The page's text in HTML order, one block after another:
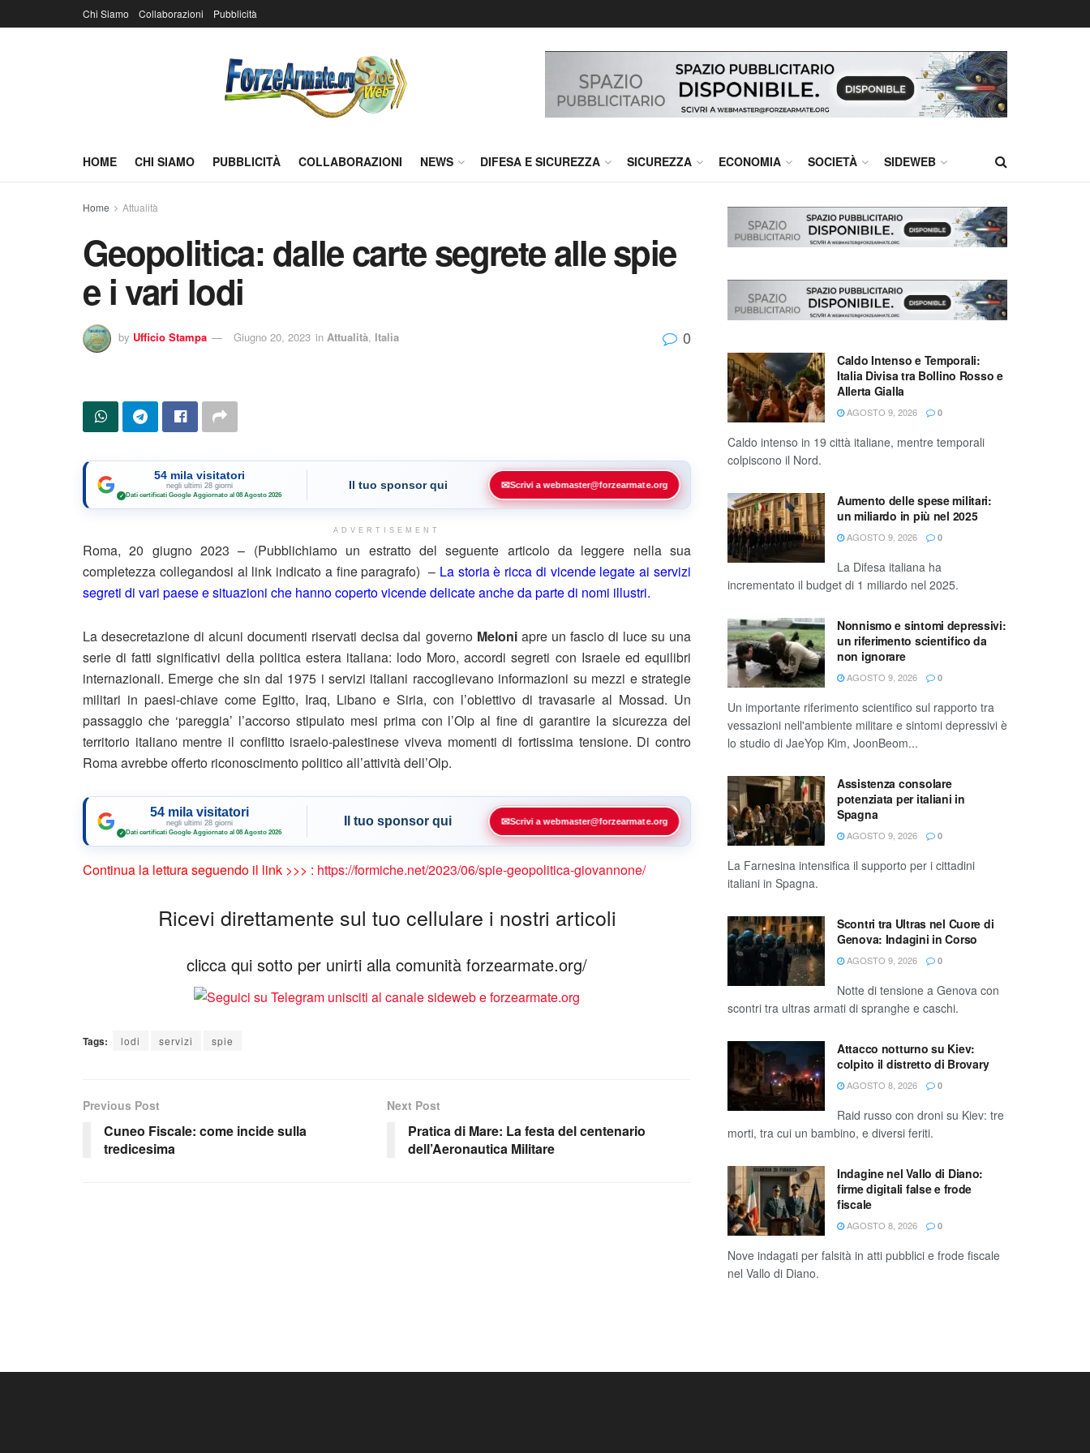
Chi Siamo Collaborazioni Pubblicità
HOME CHI SIAMO PUBBLICITÀ COLLABORAZIONI NEWS DIFESA E SICUREZZA SICUREZZA ECONOMIA SOCIETÀ SIDEWEB
Home Attualità
Geopolitica: dalle carte segrete alle spie
e i vari lodi
by Ufficio Stampa Giugno 20, 2023 in Attualità, Italia 0
54 mila visitatori
negli ultimi 28 giorni
✓ Dati certificati Google·Aggiornato al 08 Agosto 2026
Il tuo sponsor qui ✉Scrivi a webmaster@forzearmate.org
ADVERTISEMENT
Roma, 20 giugno 2023 – (Pubblichiamo un estratto del seguente articolo da leggere nella sua
completezza collegandosi al link indicato a fine paragrafo) – La storia è ricca di vicende legate ai servizi
segreti di vari paese e situazioni che hanno coperto vicende delicate anche da parte di nomi illustri.
La desecretazione di alcuni documenti riservati decisa dal governo Meloniapre un fascio di luce su una
serie di fatti significativi della politica estera italiana: lodo Moro, accordi segreti con Israele ed equilibri
internazionali. Emerge che sin dal 1975 i servizi italiani raccoglievano informazioni su mezzi e strategie
militari in paesi-chiave come Egitto, Iraq, Libano e Siria, con l’obiettivo di travasarle al Mossad. Un
passaggio che ‘pareggia’ l’accorso stipulato mesi prima con l’Olp al fine di garantire la sicurezza del
territorio italiano mentre il conflitto israelo-palestinese viveva momenti di fortissima tensione. Di contro
Roma avrebbe offerto riconoscimento politico all’attività dell’Olp.
54 mila visitatori
negli ultimi 28 giorni
✓ Dati certificati Google·Aggiornato al 08 Agosto 2026
Il tuo sponsor qui ✉Scrivi a webmaster@forzearmate.org
Continua la lettura seguendo il link >>> : https://formiche.net/2023/06/spie-geopolitica-giovannone/
Ricevi direttamente sul tuo cellulare i nostri articoli
clicca qui sotto per unirti alla comunità forzearmate.org/
Tags: lodi servizi spie
Previous Post
Cuneo Fiscale: come incide sulla
tredicesima
Next Post
Pratica di Mare: La festa del centenario
dell’Aeronautica Militare
Caldo Intenso e Temporali:
Italia Divisa tra Bollino Rosso e
Allerta Gialla
AGOSTO 9, 2026 0
Caldo intenso in 19 città italiane, mentre temporali
colpiscono il Nord.
Aumento delle spese militari:
un miliardo in più nel 2025
AGOSTO 9, 2026 0
La Difesa italiana ha
incrementato il budget di 1 miliardo nel 2025.
Nonnismo e sintomi depressivi:
un riferimento scientifico da
non ignorare
AGOSTO 9, 2026 0
Un importante riferimento scientifico sul rapporto tra
vessazioni nell'ambiente militare e sintomi depressivi è
lo studio di JaeYop Kim, JoonBeom...
Assistenza consolare
potenziata per italiani in
Spagna
AGOSTO 9, 2026 0
La Farnesina intensifica il supporto per i cittadini
italiani in Spagna.
Scontri tra Ultras nel Cuore di
Genova: Indagini in Corso
AGOSTO 9, 2026 0
Notte di tensione a Genova con
scontri tra ultras armati di spranghe e caschi.
Attacco notturno su Kiev:
colpito il distretto di Brovary
AGOSTO 8, 2026 0
Raid russo con droni su Kiev: tre
morti, tra cui un bambino, e diversi feriti.
Indagine nel Vallo di Diano:
firme digitali false e frode
fiscale
AGOSTO 8, 2026 0
Nove indagati per falsità in atti pubblici e frode fiscale
nel Vallo di Diano.